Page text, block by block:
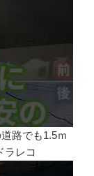
路でも1.5ｍ
ラレコ